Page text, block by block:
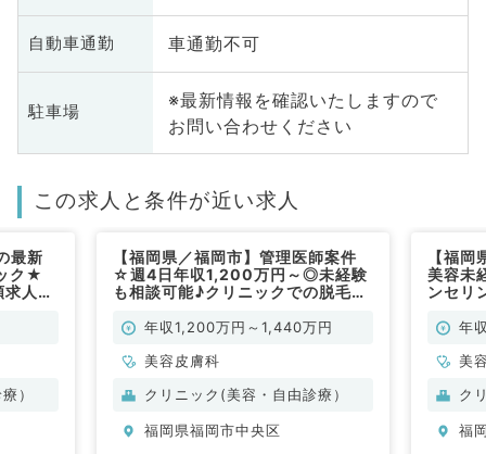
自動車通勤 車通勤不可
駐車場
※最新情報を確認いたしますので
お問い合わせください
この求人と条件が近い求人
最新
ク★
求人◎
）
【福岡県／福岡市】管理医師案件
☆週4日年収1,200万円～◎未経験
も相談可能♪クリニックでの脱毛問
皮膚科／常勤）
年収1,200万円～1,440万円
美容皮膚科
クリニック(美容・自由診療）
福岡県福岡市中央区
【福
美容未
ンセリ
高給年
美
ク
福